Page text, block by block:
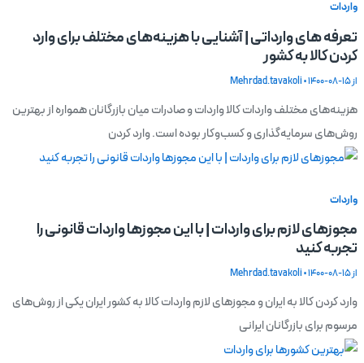
واردات
تعرفه های وارداتی | آشنایی با هزینه‌های مختلف برای وارد
کردن کالا به کشور
از Mehrdad.tavakoli•1400-08-15
هزینه‌های مختلف واردات کالا واردات و صادرات میان بازرگانان همواره از بهترین
روش‌های سرمایه‌گذاری و کسب‌وکار بوده است. وارد کردن
واردات
مجوزهای لازم برای واردات | با این مجوزها واردات قانونی را
تجربه کنید
از Mehrdad.tavakoli•1400-08-15
وارد کردن کالا به ایران و مجوزهای لازم واردات کالا به کشور ایران یکی از روش‌های
مرسوم برای بازرگانان ایرانی